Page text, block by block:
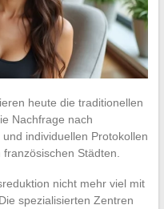
heute die traditionellen
Nachfrage nach
individuellen Protokollen
Städten.
nicht mehr viel mit
spezialisierten Zentren